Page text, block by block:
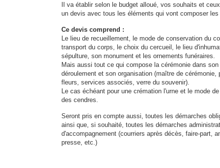
Il va établir selon le budget alloué, vos souhaits et
un devis avec tous les éléments qui vont composer
Ce devis comprend :
Le lieu de recueillement, le mode de conservation du
transport du corps, le choix du cercueil, le lieu
sépulture, son monument et les ornements funéraires.
Mais aussi tout ce qui compose la cérémonie dans son
déroulement et son organisation (maître de cérémonie,
fleurs, services associés, verre du souvenir).
Le cas échéant pour une crémation l'urne et le mode
des cendres.
Seront pris en compte aussi, toutes les démarches
ainsi que, si souhaité, toutes les démarches
d'accompagnement (courriers après décès, faire-part,
presse, etc.)